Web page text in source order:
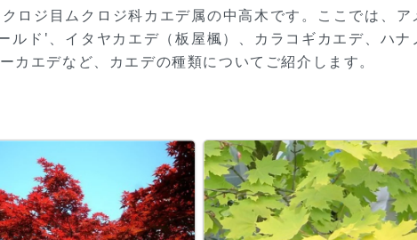
ロジ目ムクロジ科カエデ属の中高木です。ここでは、
ド'、イタヤカエデ（板屋楓）、カラコギカエデ、ハ
エデなど、カエデの種類についてご紹介します。